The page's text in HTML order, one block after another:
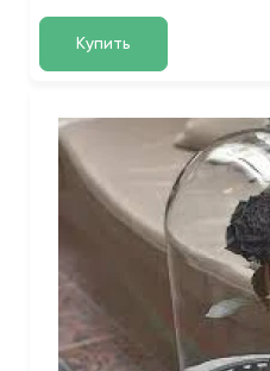
Купить